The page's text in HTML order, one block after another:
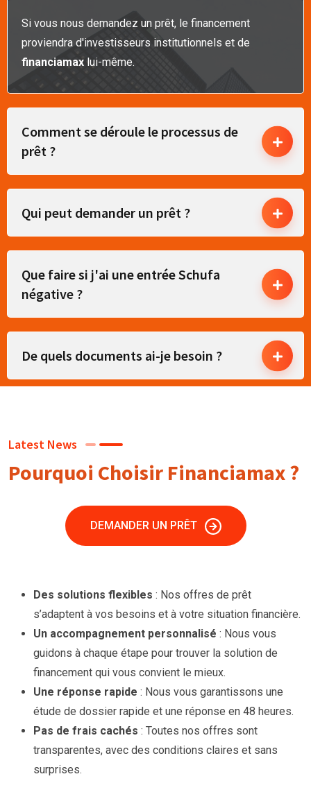
Si vous nous demandez un prêt, le financement
proviendra d'investisseurs institutionnels et de
financiamax lui-même.
Comment se déroule le processus de
prêt ?
Qui peut demander un prêt ?
Que faire si j'ai une entrée Schufa
négative ?
De quels documents ai-je besoin ?
Latest News
Pourquoi Choisir Financiamax ?
DEMANDER UN PRÊT
Des solutions flexibles : Nos offres de prêt
s’adaptent à vos besoins et à votre situation financière.
Un accompagnement personnalisé : Nous vous
guidons à chaque étape pour trouver la solution de
financement qui vous convient le mieux.
Une réponse rapide : Nous vous garantissons une
étude de dossier rapide et une réponse en 48 heures.
Pas de frais cachés : Toutes nos offres sont
transparentes, avec des conditions claires et sans
surprises.